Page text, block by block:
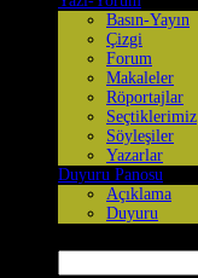
Basın-Yayın
Çizgi
Forum
Makaleler
Röportajlar
Seçtiklerimiz
Söyleşiler
Yazarlar
Duyuru Panosu
Açıklama
Duyuru